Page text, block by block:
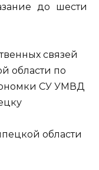
до шести
связей
области по
СУ УМВД
области